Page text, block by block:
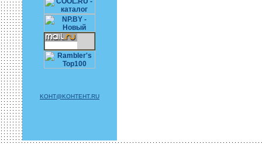
KOHT@KOHTEHT.RU